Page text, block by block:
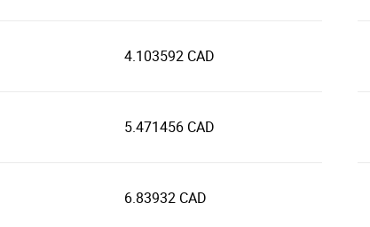
4.103592 CAD
5.471456 CAD
6.83932 CAD